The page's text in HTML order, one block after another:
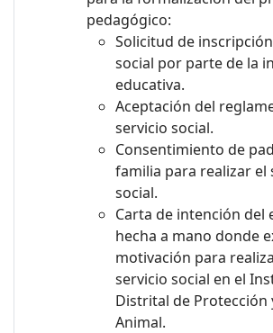
pedagógico:
Solicitud de
social por parte de la
educativa.
Aceptación del
servicio social.
Consentimiento de
familia para realizar el
social.
Carta de intención del
hecha a mano donde
motivación para
servicio social en el
Distrital de Protección
Animal.